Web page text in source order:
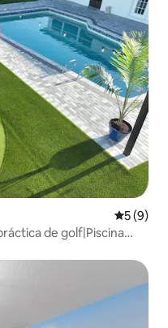
5 (9)
de golf|Piscina